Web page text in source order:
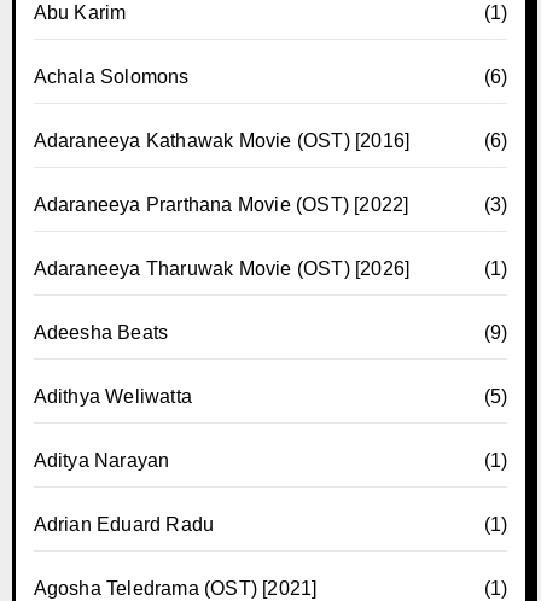
Abu Karim (1)
Achala Solomons (6)
Adaraneeya Kathawak Movie (OST) [2016] (6)
Adaraneeya Prarthana Movie (OST) [2022] (3)
Adaraneeya Tharuwak Movie (OST) [2026] (1)
Adeesha Beats (9)
Adithya Weliwatta (5)
Aditya Narayan (1)
Adrian Eduard Radu (1)
Agosha Teledrama (OST) [2021] (1)